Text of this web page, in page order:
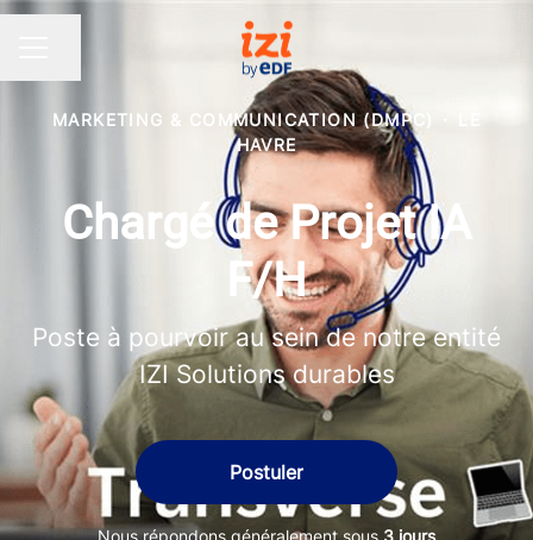
MARKETING & COMMUNICATION (DMPC)
HAVRE
Chargé de Projet IA
F/H
Poste à pourvoir au sein de notre entité
IZI Solutions durables
Postuler
Nous répondons généralement sous 3 jours